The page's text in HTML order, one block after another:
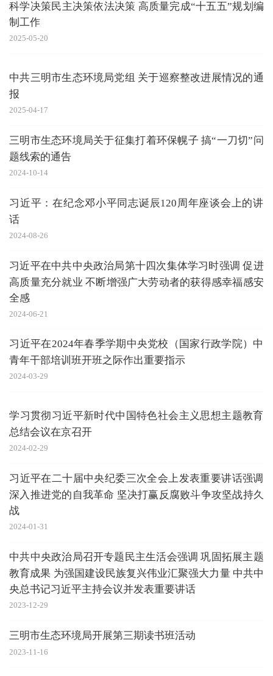
科学决策民主决策依法决策 高质量完成“十五五”规划编
制工作
2025-05-20
中共三明市生态环境局党组 关于巡察整改进展情况的通
报
2025-04-17
三明市生态环境局关于征集打着环保幌子 搞“一刀切”问
题线索的通告
2024-10-14
习近平：在纪念邓小平同志诞辰120周年座谈会上的讲
话
2024-08-26
习近平在中共中央政治局第十四次集体学习时强调 促进
高质量充分就业 不断增强广大劳动者的获得感幸福感安
全感
2024-06-21
习近平在2024年春季学期中央党校（国家行政学院）中
青年干部培训班开班之际作出重要指示
2024-03-29
学习贯彻习近平新时代中国特色社会主义思想主题教育
总结会议在京召开
2024-02-29
习近平在二十届中央纪委三次全会上发表重要讲话强调
深入推进党的自我革命 坚决打赢反腐败斗争攻坚战持久
战
2024-01-31
中共中央政治局召开专题民主生活会强调 巩固拓展主题
教育成果 为强国建设民族复兴伟业汇聚强大力量 中共中
央总书记习近平主持会议并发表重要讲话
2023-12-29
三明市生态环境局开展第三期读书班活动
2023-11-16